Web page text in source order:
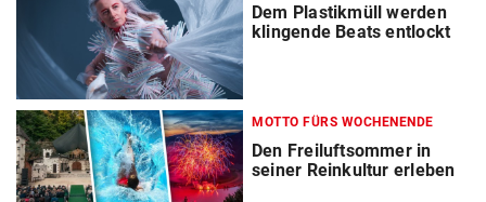
Dem Plastikmüll werden
klingende Beats entlockt
MOTTO FÜRS WOCHENENDE
Den Freiluftsommer in
seiner Reinkultur erleben